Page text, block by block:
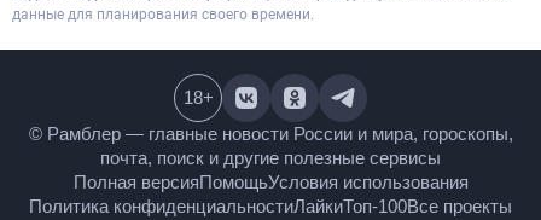
данные для планирования своего времени.
© Рамблер — главные новости России и мира,
гороскопы, почта, поиск и другие полезные сервисы
Полная версияПомощьУсловия использования
Политика конфиденциальностиЛайкиТоп-100
18+